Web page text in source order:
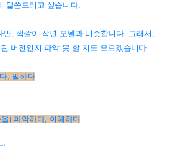
말씀드리고 싶습니다.
, 색깔이 작년 모델과 비슷합니다. 그래서,
버전인지 파악 못 할 지도 모르겠습니다.
, 말하다
) 파악하다, 이해하다